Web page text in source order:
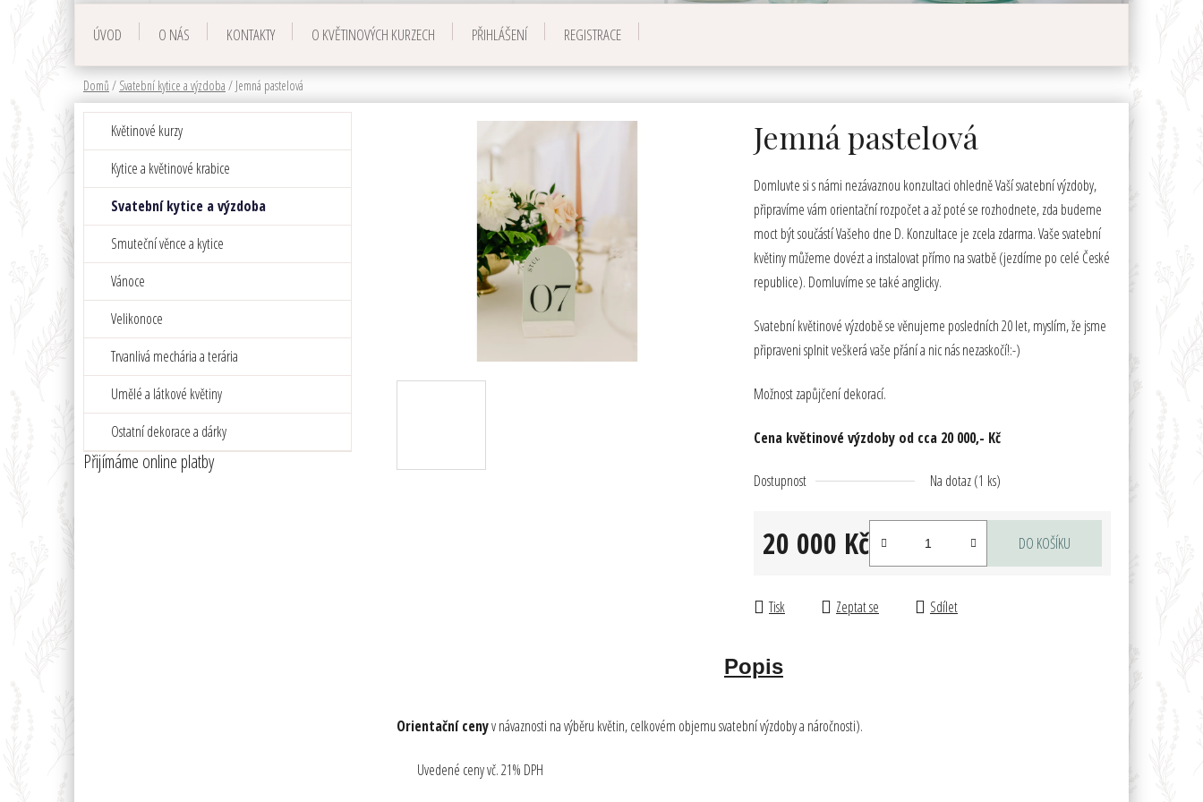
ÚVOD O NÁS KONTAKTY O KVĚTINOVÝCH KURZECH PŘIHLÁŠENÍ REGISTRACE
Domů / Svatební kytice a výzdoba / Jemná pastelová
P
o
t
n
í
p
n
Přeskočit
kategorie
K
o
i
Květinové kurzy
Kytice a květinové krabice
Svatební kytice a výzdoba
Smuteční věnce a kytice
Vánoce
Velikonoce
Trvanlivá mechária a terária
Umělé a látkové květiny
Ostatní dekorace a dárky
Přijímáme online platby
Jemná pastelová
Domluvte si s námi nezávaznou konzultaci ohledně Vaší svatební výzdoby,
připravíme vám orientační rozpočet a až poté se rozhodnete, zda budeme
moct být součástí Vašeho dne D. Konzultace je zcela zdarma. Vaše svatební
květiny můžeme dovézt a instalovat přímo na svatbě (jezdíme po celé České
republice). Domluvíme se také anglicky.
Svatební květinové výzdobě se věnujeme posledních 20 let, myslím, že jsme
připraveni splnit veškerá vaše přání a nic nás nezaskočí!:-)
Možnost zapůjčení dekorací.
Cena květinové výzdoby od cca 20 000,- Kč
Dostupnost Na dotaz(1 ks)
20 000 Kč DO KOŠÍKU
Tisk Zeptat se Sdílet
Popis
Orientační cenyv návaznosti na výběru květin, celkovém objemu svatební výzdoby a náročnosti).
Uvedené ceny vč. 21% DPH
dárek!
10% slevu na floristický